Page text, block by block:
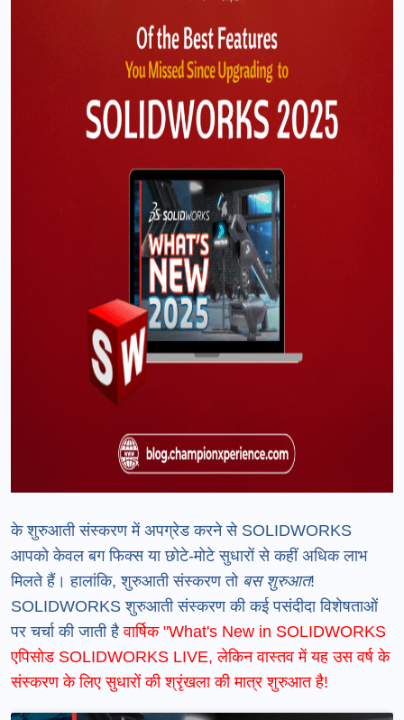
के शुरुआती संस्करण में अपग्रेड करने से SOLIDWORKS
आपको केवल बग फिक्स या छोटे-मोटे सुधारों से कहीं अधिक लाभ
मिलते हैं। हालांकि, शुरुआती संस्करण तोबस शुरुआत!
SOLIDWORKS शुरुआती संस्करण की कई पसंदीदा विशेषताओं
पर चर्चा की जाती हैवार्षिक "What's New in SOLIDWORKS
एपिसोड SOLIDWORKS LIVE, लेकिन वास्तव में यह उस वर्ष के
संस्करण के लिए सुधारों की श्रृंखला की मात्र शुरुआत है!